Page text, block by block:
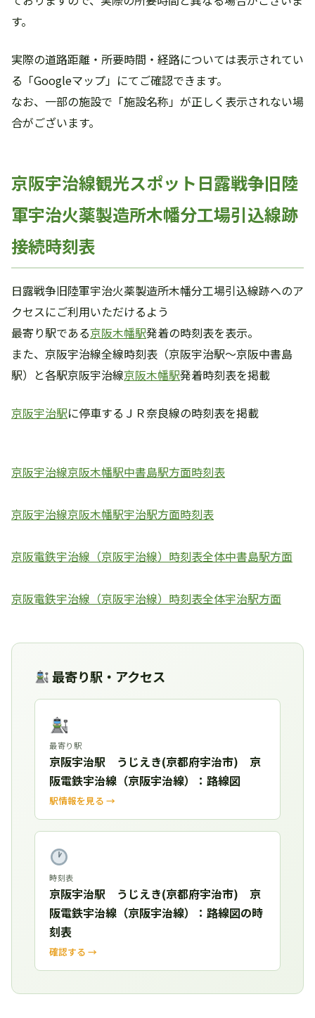
す。
実際の道路距離・所要時間・経路については表示されてい
る「Googleマップ」にてご確認できます。
なお、一部の施設で「施設名称」が正しく表示されない場
合がございます。
京阪宇治線観光スポット日露戦争旧陸
軍宇治火薬製造所木幡分工場引込線跡
接続時刻表
日露戦争旧陸軍宇治火薬製造所木幡分工場引込線跡へのア
クセスにご利用いただけるよう
最寄り駅である京阪木幡駅発着の時刻表を表示。
また、京阪宇治線全線時刻表（京阪宇治駅～京阪中書島
駅）と各駅京阪宇治線京阪木幡駅発着時刻表を掲載
京阪宇治駅に停車するＪＲ奈良線の時刻表を掲載
京阪宇治線京阪木幡駅中書島駅方面時刻表
京阪宇治線京阪木幡駅宇治駅方面時刻表
京阪電鉄宇治線（京阪宇治線）時刻表全体中書島駅方面
京阪電鉄宇治線（京阪宇治線）時刻表全体宇治駅方面
最寄り駅・アクセス
最寄り駅
京阪宇治駅 うじえき(京都府宇治市) 京
阪電鉄宇治線（京阪宇治線）：路線図
駅情報を見る →
時刻表
京阪宇治駅 うじえき(京都府宇治市) 京
阪電鉄宇治線（京阪宇治線）：路線図の時
刻表
確認する →